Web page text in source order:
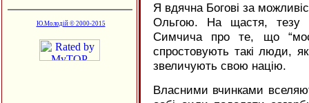
Ю.Молодій © 2000-2015
Я вдячна Богові за
Ольгою. На щастя, тезу
Симчича про те, що
спростовують такі люди,
звеличують свою націю.
Власними вчинками